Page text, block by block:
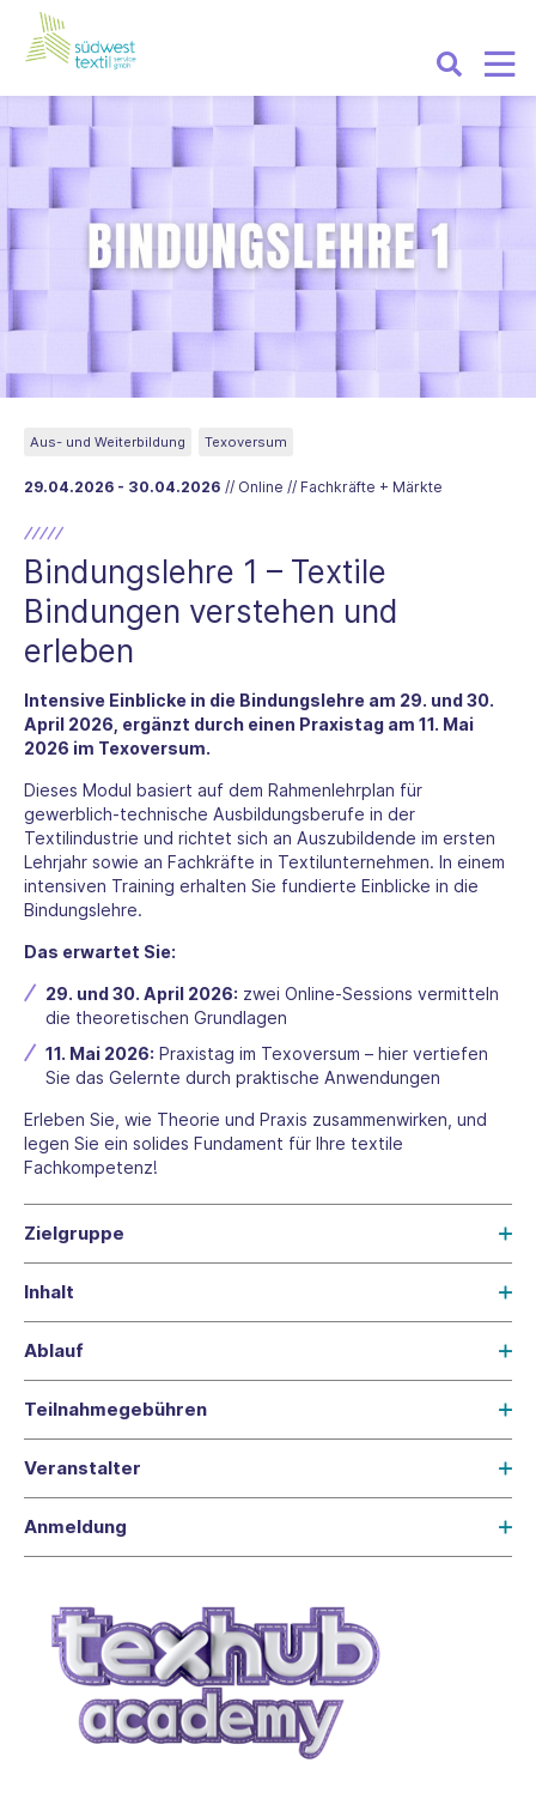
29.04.2026 - 30.04.2026 // Online // Fachkräfte + Märkte
Aus- und Weiterbildung Texoversum
Bindungslehre 1 – Textile
Bindungen verstehen und
erleben
Intensive Einblicke in die Bindungslehre am 29. und 30.
April 2026, ergänzt durch einen Praxistag am 11. Mai
2026 im Texoversum.
Dieses Modul basiert auf dem Rahmenlehrplan für
gewerblich-technische Ausbildungsberufe in der
Textilindustrie und richtet sich an Auszubildende im ersten
Lehrjahr sowie an Fachkräfte in Textilunternehmen. In einem
intensiven Training erhalten Sie fundierte Einblicke in die
Bindungslehre.
Das erwartet Sie:
29. und 30. April 2026: zwei Online-Sessions vermitteln
die theoretischen Grundlagen
11. Mai 2026: Praxistag im Texoversum – hier vertiefen
Sie das Gelernte durch praktische Anwendungen
Erleben Sie, wie Theorie und Praxis zusammenwirken, und
legen Sie ein solides Fundament für Ihre textile
Fachkompetenz!
Zielgruppe
Inhalt
Ablauf
Teilnahmegebühren
Veranstalter
Anmeldung